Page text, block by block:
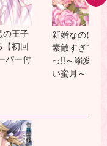
の王子
【初回
パー付
新婚なのに旦
素敵すぎて困
っ!!～溺愛王
い蜜月～